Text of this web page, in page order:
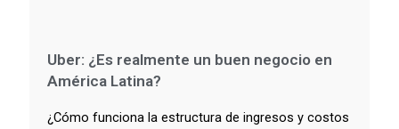
Uber: ¿Es realmente un buen negocio en
América Latina?
¿Cómo funciona la estructura de ingresos y costos